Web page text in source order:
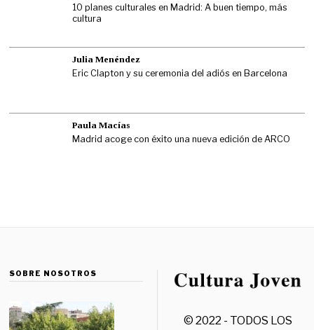
10 planes culturales en Madrid: A buen tiempo, más
cultura
Julia Menéndez
Eric Clapton y su ceremonia del adiós en Barcelona
Paula Macías
Madrid acoge con éxito una nueva edición de ARCO
SOBRE NOSOTROS
© 2022 - TODOS LOS